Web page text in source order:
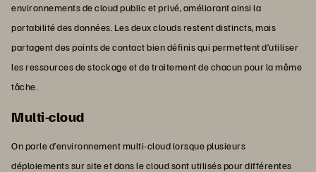
environnements de cloud public et privé, améliorant ainsi la
portabilité des données. Les deux clouds restent distincts, mais
partagent des points de contact bien définis qui permettent d’utiliser
les ressources de stockage et de traitement de chacun pour la même
tâche.
Multi-cloud
On parle d’environnement multi-cloud lorsque plusieurs
déploiements sur site et dans le cloud sont utilisés pour différentes